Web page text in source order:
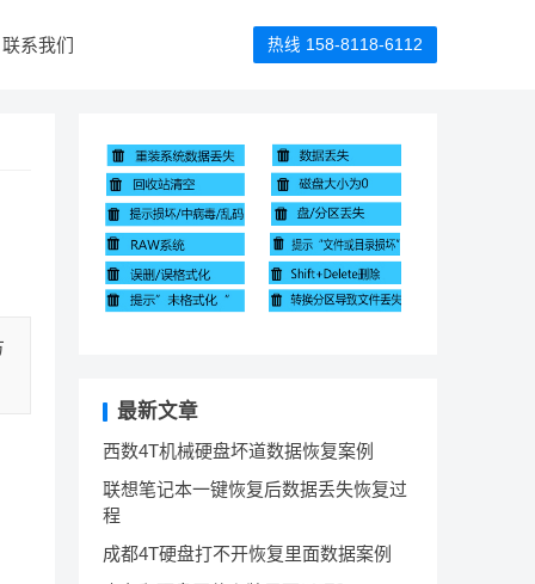
联系我们 热线 158-8118-6112
最新文章
西数4T机械硬盘坏道数据恢复案例
联想笔记本一键恢复后数据丢失恢复过
程
成都4T硬盘打不开恢复里面数据案例